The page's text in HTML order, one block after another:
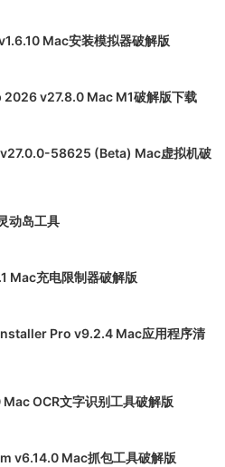
Mac安装模拟器破解版
v27.8.0 Mac M1破解版下载
58625 (Beta) Mac虚拟机破
动岛工具
Mac充电限制器破解版
Pro v9.2.4 Mac应用程序清
OCR文字识别工具破解版
v6.14.0 Mac抓包工具破解版